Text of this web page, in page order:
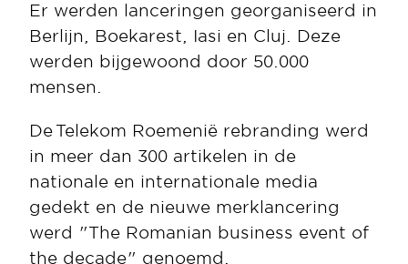
Er werden lanceringen georganiseerd in
Berlijn, Boekarest, Iasi en Cluj. Deze
werden bijgewoond door 50.000
mensen.
De Telekom Roemenië rebranding werd
in meer dan 300 artikelen in de
nationale en internationale media
gedekt en de nieuwe merklancering
werd "The Romanian business event of
the decade" genoemd.